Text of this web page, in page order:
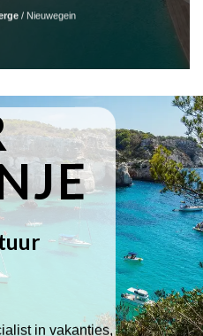
/ Nieuwegein
in vakanties,